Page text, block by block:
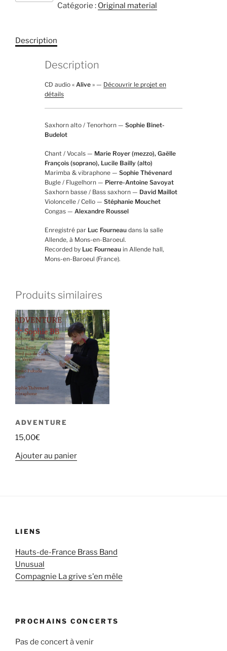
Catégorie : Original material
Description
Description
CD audio «Alive » — Découvrir le projet en
détails
Saxhorn alto / Tenorhorn —Sophie Binet-
Budelot
Chant / Vocals — Marie Royer (mezzo), Gaëlle
François (soprano), Lucile Bailly (alto)
Marimba & vibraphone —Sophie Thévenard
Bugle / Flugelhorn — Pierre-Antoine Savoyat
Saxhorn basse / Bass saxhorn — David Maillot
Violoncelle / Cello —Stéphanie Mouchet
Congas — Alexandre Roussel
Enregistré par Luc Fourneau dans la salle
Allende, à Mons-en-Baroeul.
Recorded by Luc Fourneau in Allende hall,
Mons-en-Baroeul (France).
Produits similaires
ADVENTURE
15,00€
Ajouter au panier
LIENS
Hauts-de-France Brass Band
Unusual
Compagnie La grive s'en mêle
PROCHAINS CONCERTS
Pas de concert à venir